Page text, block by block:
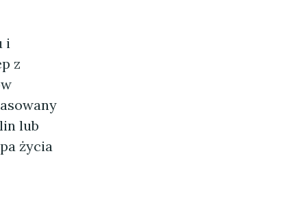
i
z
lub
życia